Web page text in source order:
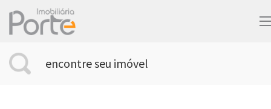
encontre seu imóvel